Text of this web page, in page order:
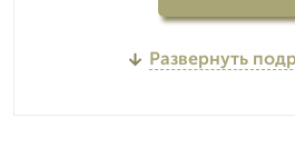
Развернуть